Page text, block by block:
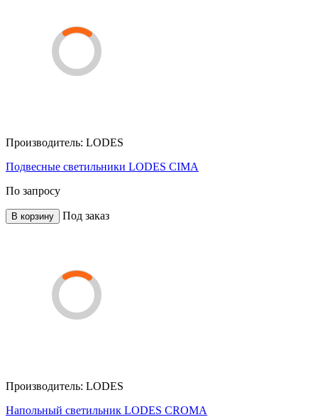
Производитель: LODES
Подвесные светильники LODES CIMA
По запросу
В корзину Под заказ
Производитель: LODES
Напольный светильник LODES CROMA